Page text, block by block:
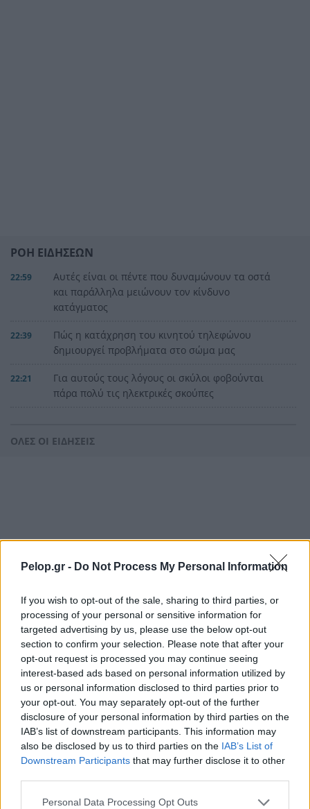
Pelop.gr - Do Not Process My Personal Information
If you wish to opt-out of the sale, sharing to third parties, or
processing of your personal or sensitive information for
targeted advertising by us, please use the below opt-out
section to confirm your selection. Please note that after your
opt-out request is processed you may continue seeing
interest-based ads based on personal information utilized by
us or personal information disclosed to third parties prior to
your opt-out. You may separately opt-out of the further
disclosure of your personal information by third parties on the
IAB’s list of downstream participants. This information may
also be disclosed by us to third parties on the IAB’s List of
Downstream Participants that may further disclose it to other
Please note that this website/app uses one or more Google
Personal Data Processing Opt Outs
ΡΟΗ ΕΙΔΗΣΕΩΝ
22:59
Αυτές είναι οι πέντε που δυναμώνουν τα οστά
και παράλληλα μειώνουν τον κίνδυνο
κατάγματος
22:39
Πώς η κατάχρηση του κινητού τηλεφώνου
δημιουργεί προβλήματα στο σώμα μας
22:21
Για αυτούς τους λόγους οι σκύλοι φοβούνται
πάρα πολύ τις ηλεκτρικές σκούπες
νεαρούς νταήδες
πολλά τα ερωτηματικά
21:36
Πάνω από ένα εκατ. ευρώ τα πρόστιμα από τις
Λέσβο
21:24 Ενίσχυση στη θέση «1» για τον Αίαντα ΑΣΑΑ
Ιράν: Όροι που «καίνε» για το άνοιγμα των
Στενών του Ορμούζ
Το βιολί της στο Αιγαίο η Τουρκία, συνεχίζει τις
παραβιάσεις
20:48
Αυτή είναι η μαρμελάδα που ανακλήθηκε από
τον ΕΦΕΤ, ο λόγος
20:36
Χαμάς: Παραμένει έτοιμη να εφαρμόσει το
ειρηνευτικό σχέδιο των ΗΠΑ για τη Γάζα
ΟΛΕΣ ΟΙ ΕΙΔΗΣΕΙΣ